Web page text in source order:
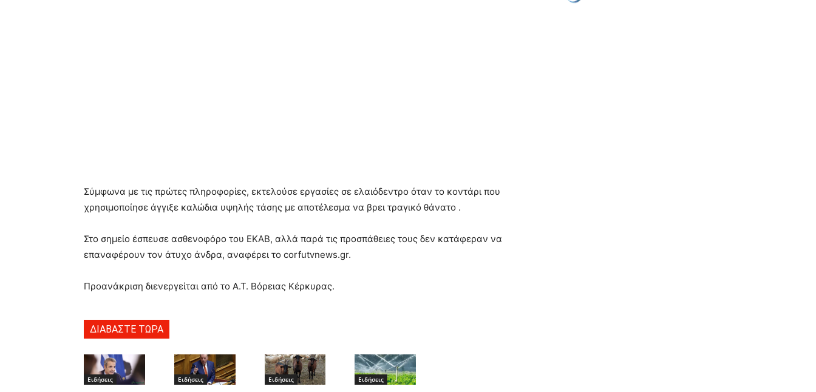
Σύμφωνα με τις πρώτες πληροφορίες, εκτελούσε εργασίες σε ελαιόδεντρο όταν το κοντάρι που
χρησιμοποίησε άγγιξε καλώδια υψηλής τάσης με αποτέλεσμα να βρει τραγικό θάνατο .
Στο σημείο έσπευσε ασθενοφόρο του ΕΚΑΒ, αλλά παρά τις προσπάθειες τους δεν κατάφεραν να
επαναφέρουν τον άτυχο άνδρα, αναφέρει το corfutvnews.gr.
Προανάκριση διενεργείται από το Α.Τ. Βόρειας Κέρκυρας.
ΔΙΑΒΑΣΤΕ ΤΩΡΑ
Ειδήσεις Ειδήσεις Ειδήσεις Ειδήσεις